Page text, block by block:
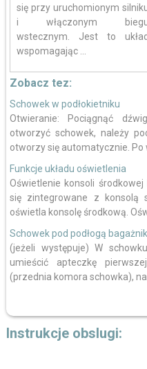
się przy uruchomionym
i włączonym
wstecznym. Jest to układ
wspomagając ...
Zobacz tez:
Schowek w podłokietniku
Otwieranie: Pociągnąć
otworzyć schowek, należy
otworzy się automatycznie. Po
Funkcje układu oświetlenia
Oświetlenie konsoli
się zintegrowane z konsolą
oświetla konsolę środkową.
Schowek pod podłogą
(jeżeli występuje) W
umieścić apteczkę
(przednia komora schowka),
Instrukcje obslugi: